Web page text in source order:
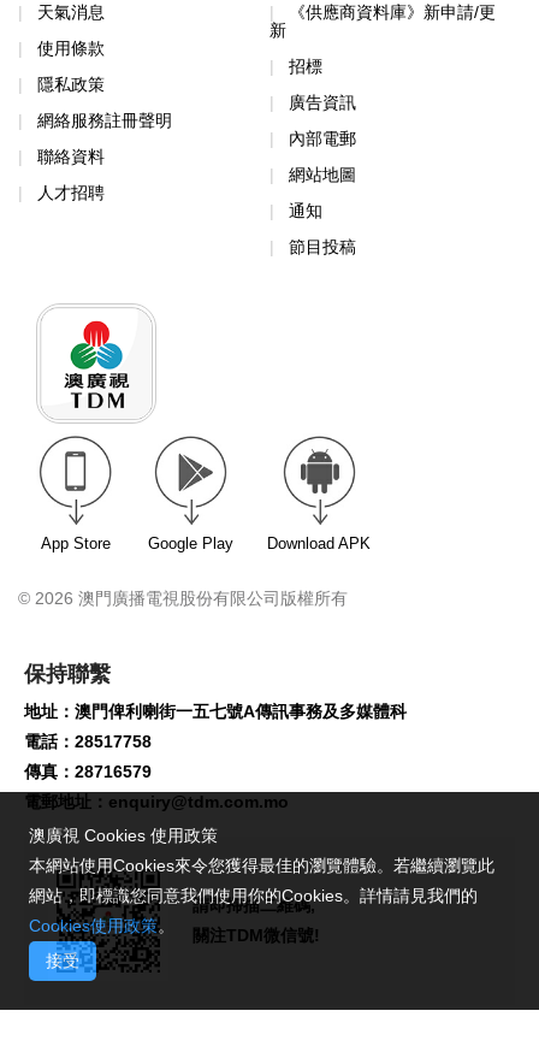
天氣消息
使用條款
隱私政策
網絡服務註冊聲明
聯絡資料
人才招聘
《供應商資料庫》新申請/更
新
招標
廣告資訊
內部電郵
網站地圖
通知
節目投稿
App Store Google Play Download APK
© 2026 澳門廣播電視股份有限公司版權所有
保持聯繫
地址：澳門俾利喇街一五七號A傳訊事務及多媒體科
電話：28517758
傳真：28716579
電郵地址： enquiry@tdm.com.mo
請即掃描二維碼,
關注TDM微信號!
澳廣視 Cookies 使用政策
本網站使用Cookies來令您獲得最佳的瀏覽體驗。若繼續瀏覽此
網站，即標識您同意我們使用你的Cookies。詳情請見我們的
Cookies使用政策。
接受